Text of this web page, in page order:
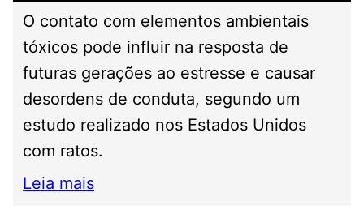
O contato com elementos ambientais
tóxicos pode influir na resposta de
futuras gerações ao estresse e causar
desordens de conduta, segundo um
estudo realizado nos Estados Unidos
com ratos.
Leia mais